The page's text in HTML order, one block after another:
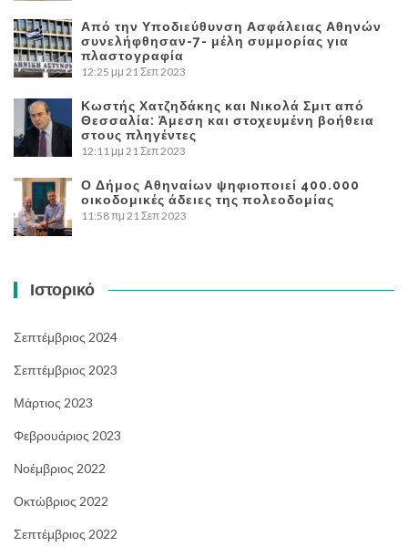
Από την Υποδιεύθυνση Ασφάλειας Αθηνών
συνελήφθησαν-7- μέλη συμμορίας για
πλαστογραφία
12:25 μμ 21 Σεπ 2023
Κωστής Χατζηδάκης και Νικολά Σμιτ από
Θεσσαλία: Άμεση και στοχευμένη βοήθεια
στους πληγέντες
12:11 μμ 21 Σεπ 2023
Ο Δήμος Αθηναίων ψηφιοποιεί 400.000
οικοδομικές άδειες της πολεοδομίας
11:58 πμ 21 Σεπ 2023
Ιστορικό
Σεπτέμβριος 2024
Σεπτέμβριος 2023
Μάρτιος 2023
Φεβρουάριος 2023
Νοέμβριος 2022
Οκτώβριος 2022
Σεπτέμβριος 2022